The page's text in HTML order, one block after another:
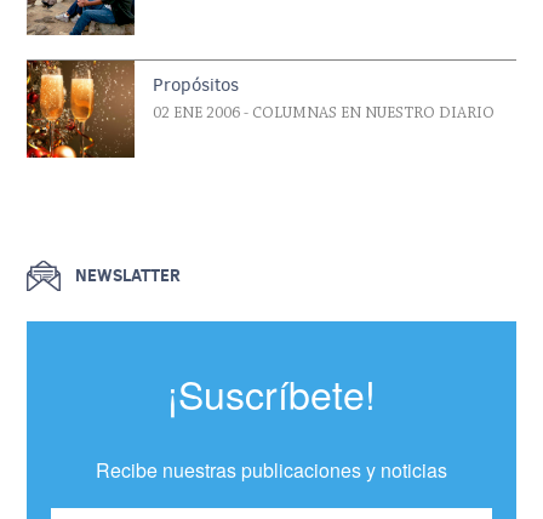
Propósitos
02 ENE 2006 - COLUMNAS EN NUESTRO DIARIO
NEWSLATTER
¡Suscríbete!
Recibe nuestras publicaciones y noticias